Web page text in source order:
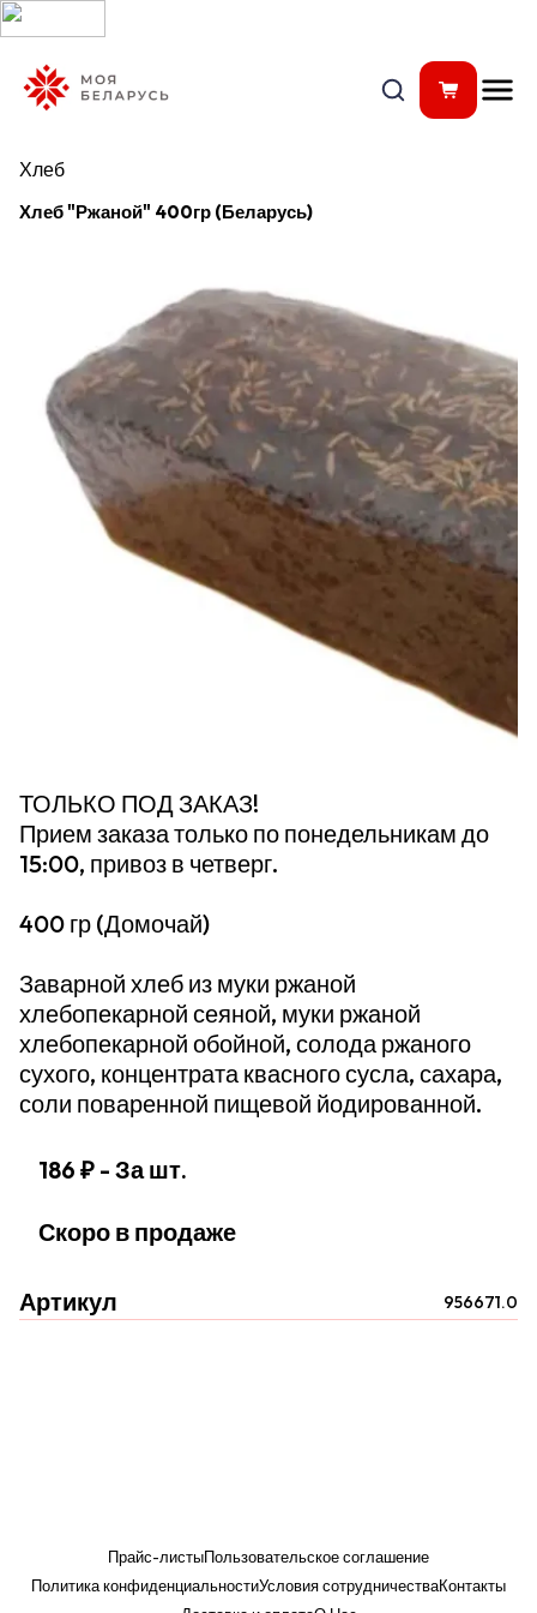
Хлеб
Хлеб "Ржаной" 400гр (Беларусь)
ТОЛЬКО ПОД ЗАКАЗ!
Прием заказа только по понедельникам до
15:00, привоз в четверг.
400 гр (Домочай)
Заварной хлеб из муки ржаной
хлебопекарной сеяной, муки ржаной
хлебопекарной обойной, солода ржаного
сухого, концентрата квасного сусла, сахара,
соли поваренной пищевой йодированной.
186 ₽ - За шт.
Скоро в продаже
Артикул 956671.0
Прайс-листыПользовательское соглашение
Политика конфиденциальностиУсловия сотрудничестваКонтакты